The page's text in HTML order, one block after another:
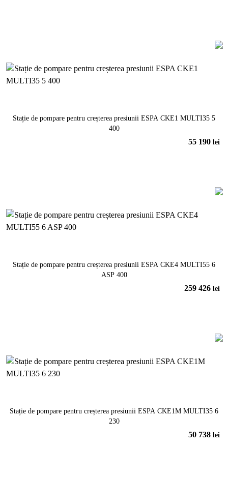
Stație de pompare pentru creșterea presiunii ESPA CKE1 MULTI35 5
400
55 190 lei
Stație de pompare pentru creșterea presiunii ESPA CKE4 MULTI55 6
ASP 400
259 426 lei
Stație de pompare pentru creșterea presiunii ESPA CKE1M MULTI35 6
230
50 738 lei